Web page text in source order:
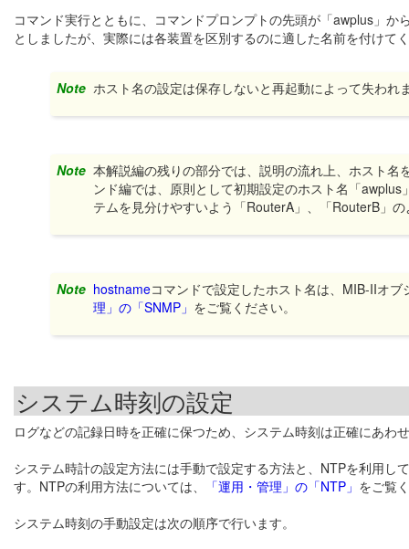
コマンド実行とともに、コマンドプロンプトの先頭が「awplus」
としましたが、実際には各装置を区別するのに適した名前を付けて
Note ホスト名の設定は保存しないと再起動によって失わ
Note 本解説編の残りの部分では、説明の流れ上、ホスト
ンド編では、原則として初期設定のホスト名「
テムを見分けやすいよう「RouterA」、「RouterB」
Note hostnameコマンドで設定したホスト名は、MIB-IIオ
理」の「SNMP」 をご覧ください。
システム時刻の設定
ログなどの記録日時を正確に保つため、システム時刻は正確にあわ
システム時計の設定方法には手動で設定する方法と、NTPを利用
す。NTPの利用方法については、
「運用・管理」の「NTP」 をご覧
システム時刻の手動設定は次の順序で行います。